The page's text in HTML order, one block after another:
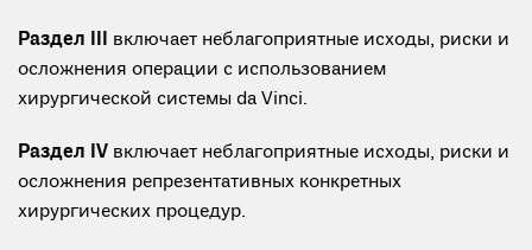
Раздел III включает неблагоприятные исходы, риски и
осложнения операции с использованием
хирургической системы da Vinci.
Раздел IV включает неблагоприятные исходы, риски и
осложнения репрезентативных конкретных
хирургических процедур.